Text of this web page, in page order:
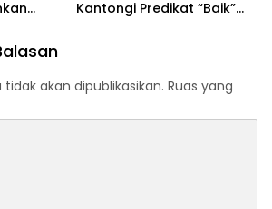
Kantongi Predikat “Baik”
akan dipublikasikan. Ruas yang